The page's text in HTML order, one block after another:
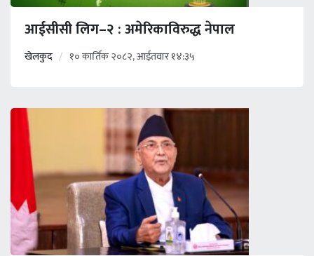
आईसीसी लिग–२ : अमेरिकाविरुद्ध नेपाल
खेलकुद १० कार्तिक २०८२, आईतवार १४:३५